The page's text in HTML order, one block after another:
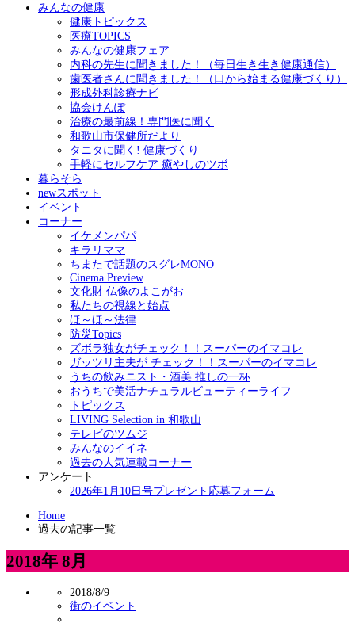
みんなの健康
健康トピックス
医療TOPICS
みんなの健康フェア
内科の先生に聞きました！（毎日生き生き健康通信）
歯医者さんに聞きました！（口から始まる健康づくり）
形成外科診療ナビ
協会けんぽ
治療の最前線！専門医に聞く
和歌山市保健所だより
タニタに聞く! 健康づくり
手軽にセルフケア 癒やしのツボ
暮らそら
newスポット
イベント
コーナー
イケメンパパ
キラリママ
ちまたで話題のスグレMONO
Cinema Preview
文化財 仏像のよこがお
私たちの視線と始点
ほ～ほ～法律
防災Topics
ズボラ独女がチェック！！スーパーのイマコレ
ガッツリ主夫が チェック！！スーパーのイマコレ
うちの飲みニスト・酒美 推しの一杯
おうちで美活ナチュラルビューティーライフ
トピックス
LIVING Selection in 和歌山
テレビのツムジ
みんなのイイネ
過去の人気連載コーナー
アンケート
2026年1月10日号プレゼント応募フォーム
Home
過去の記事一覧
2018年 8月
2018/8/9
街のイベント